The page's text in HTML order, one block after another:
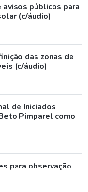
avisos públicos para
(c/áudio)
das zonas de
(c/áudio)
de Iniciados
Pimparel como
para observação